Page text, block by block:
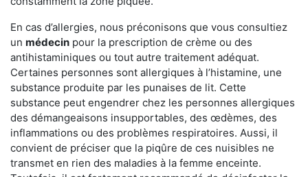
En cas d’allergies, nous préconisons que vous consultiez
un médecin pour la prescription de crème ou des
antihistaminiques ou tout autre traitement adéquat.
Certaines personnes sont allergiques à l’histamine, une
substance produite par les punaises de lit. Cette
substance peut engendrer chez les personnes allergiques
des démangeaisons insupportables, des œdèmes, des
inflammations ou des problèmes respiratoires. Aussi, il
convient de préciser que la piqûre de ces nuisibles ne
transmet en rien des maladies à la femme enceinte.